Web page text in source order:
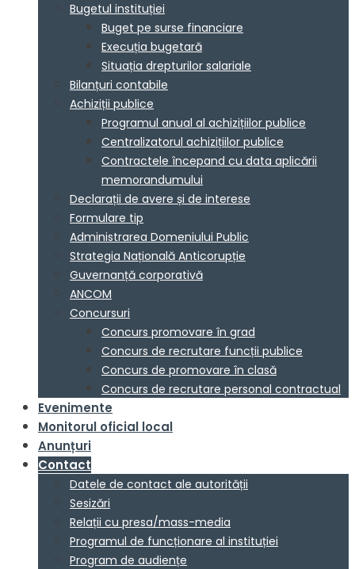
Bugetul instituției
Buget pe surse financiare
Execuția bugetară
Situația drepturilor salariale
Bilanțuri contabile
Achiziții publice
Programul anual al achizițiilor publice
Centralizatorul achizițiilor publice
Contractele începand cu data aplicării
memorandumului
Declarații de avere și de interese
Formulare tip
Administrarea Domeniului Public
Strategia Națională Anticorupție
Guvernanță corporativă
ANCOM
Concursuri
Concurs promovare în grad
Concurs de recrutare funcții publice
Concurs de promovare în clasă
Concurs de recrutare personal contractual
Evenimente
Monitorul oficial local
Anunțuri
Contact
Datele de contact ale autorității
Sesizări
Relații cu presa/mass-media
Programul de funcționare al instituției
Program de audiențe